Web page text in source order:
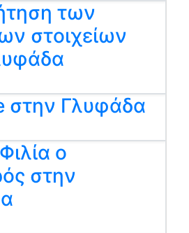
των
στοιχείων
στην Γλυφάδα
ο
στην